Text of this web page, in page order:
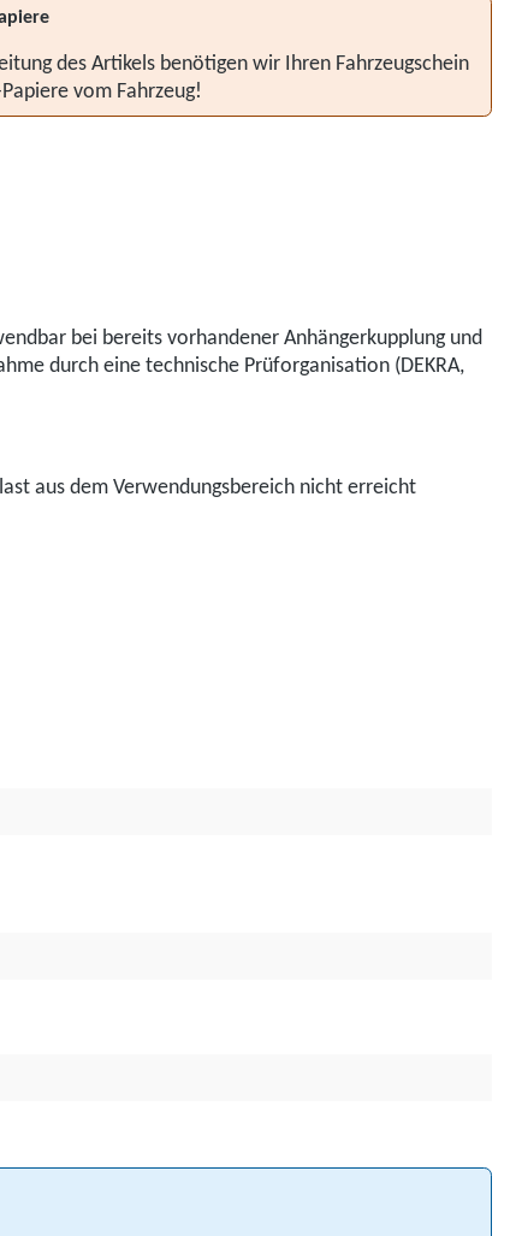
des Artikels benötigen wir Ihren Fahrzeugschein
vom Fahrzeug!
bei bereits vorhandener Anhängerkupplung und
durch eine technische Prüforganisation (DEKRA,
aus dem Verwendungsbereich nicht erreicht